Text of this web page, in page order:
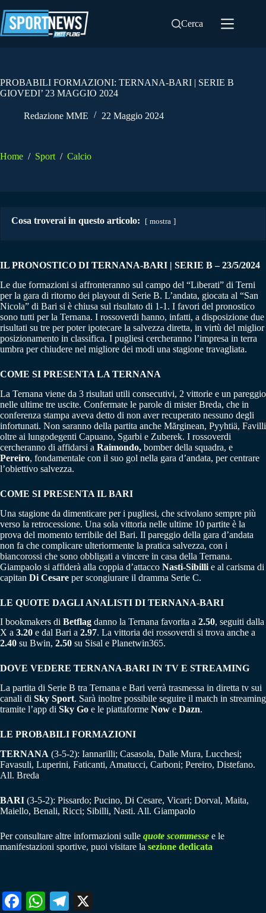
al
contenuto
Cerca
PROBABILI FORMAZIONI: TERNANA-BARI | SERIE B
GIOVEDI’ 23 MAGGIO 2024
Redazione MME 22 Maggio 2024
Home / Sport / Calcio
Cosa troverai in questo articolo: mostra
IL PRONOSTICO DI TERNANA-BARI | SERIE B – 23/5/2024
Le due formazioni si affronteranno sul campo del “Liberati” di Terni
per la gara di ritorno dei playout di Serie B. L’andata, giocata al “San
Nicola” di Bari si è chiusa sul risultato di 1-1. I favori del pronostico
sono tutti per la Ternana. I rossoverdi hanno, infatti, a disposizione due
risultati su tre per poter ipotecare la salvezza diretta, in virtù del miglior
posizionamento in classifica. I pugliesi cercheranno l’impresa in terra
umbra per chiudere nel migliore dei modi una stagione travagliata.
COME SI PRESENTA LA TERNANA
La Ternana viene da 3 risultati utili consecutivi, 2 vittorie e un pareggio
nelle ultime tre uscite. Confermate le parole di mister Breda, che in
conferenza stampa aveva detto di non aver recuperato nessuno degli
infortunati. Non saranno della partita anche Mărginean, Pyyhtiä, Favilli
oltre ai lungodegenti Capuano, Sgarbi e Zuberek. I rossoverdi
cercheranno di affidarsi a Raimondo, bomber della squadra, e
Pereiro, fondamentale con il suo gol nella gara d’andata, per centrare
l’obiettivo salvezza.
COME SI PRESENTA IL BARI
Una stagione da dimenticare per i pugliesi, che scivolano sempre più
verso la retrocessione. Una sola vittoria nelle ultime 10 partite è la
prova del momento terribile del Bari. Il pareggio della gara d’andata
non fa che complicare ulteriormente la pratica salvezza, con i
biancorossi che sono obbligati a vincere in casa della Ternana.
Giampaolo si affiderà alla coppia d’attacco Nasti-Sibilli e al carisma di
capitan Di Cesare per scongiurare il dramma Serie C.
LE QUOTE DAGLI ANALISTI DI TERNANA-BARI
I bookmakers di Betflag danno la Ternana favorita a 2.50, seguiti dalla
X a 3.20 e dal Bari a 2.97. La vittoria dei rossoverdi si trova anche a
2.40 su Bwin, 2.50 su Sisal e Planetwin365.
DOVE VEDERE TERNANA-BARI IN TV E STREAMING
La partita di Serie B tra Ternana e Bari verrà trasmessa in diretta tv sui
canali di Sky Sport. Sarà inoltre possibile seguire il match in streaming
tramite l’app di Sky Go e le piattaforme Now e Dazn.
LE PROBABILI FORMAZIONI
TERNANA (3-5-2): Iannarilli; Casasola, Dalle Mura, Lucchesi;
Favasuli, Luperini, Faticanti, Amatucci, Carboni; Pereiro, Distefano.
All. Breda
BARI (3-5-2): Pissardo; Pucino, Di Cesare, Vicari; Dorval, Maita,
Maiello, Benali, Ricci; Sibilli, Nasti. All. Giampaolo
Per consultare altre informazioni sulle quote scommesse e le
manifestazioni sportive, puoi visitare la sezione dedicata
Fa W
Te